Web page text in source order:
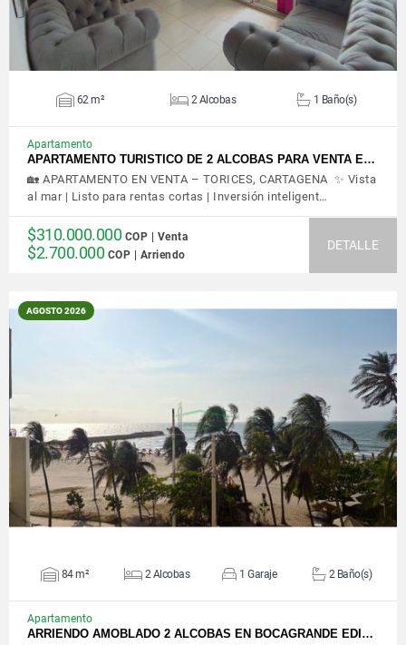
62 m² 2 Alcobas 1 Baño(s)
Apartamento
APARTAMENTO TURISTICO DE 2 ALCOBAS PARA VENTA E…
🏡 APARTAMENTO EN VENTA – TORICES, CARTAGENA ✨ Vista
al mar | Listo para rentas cortas | Inversión inteligent…
$310.000.000 COP | Venta
$2.700.000 COP | Arriendo
DETALLE
AGOSTO 2026
VER DETALLES
84 m² 2 Alcobas 1 Garaje 2 Baño(s)
Apartamento
ARRIENDO AMOBLADO 2 ALCOBAS EN BOCAGRANDE EDI…